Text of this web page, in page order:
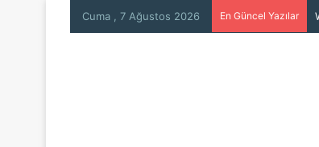
Cuma , 7 Ağustos 2026 En Güncel Yazılar